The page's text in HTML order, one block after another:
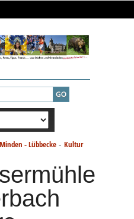
- Lübbecke - Kultur